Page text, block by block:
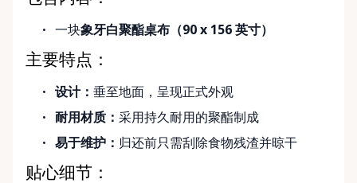
一块象牙白聚酯桌布（90 x 156 英寸）
主要特点：
设计：垂至地面，呈现正式外观
耐用材质：采用持久耐用的聚酯制成
易于维护： 归还前只需刮除食物残渣并晾干
贴心细节：